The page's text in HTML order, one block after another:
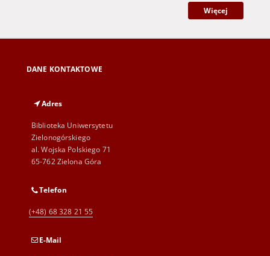
Więcej
DANE KONTAKTOWE
Adres
Biblioteka Uniwersytetu
Zielonogórskiego
al. Wojska Polskiego 71
65-762 Zielona Góra
Telefon
(+48) 68 328 21 55
E-Mail